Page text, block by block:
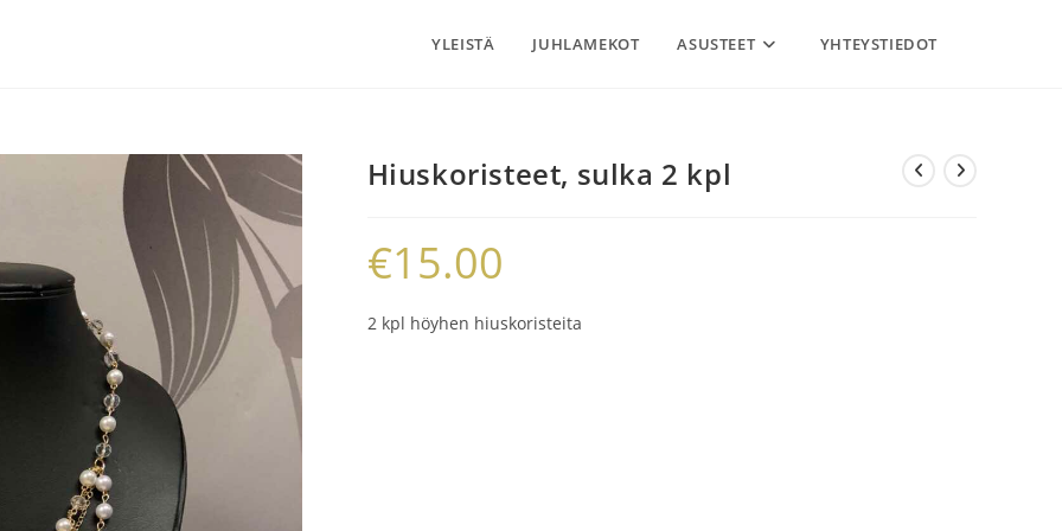
YLEISTÄ JUHLAMEKOT ASUSTEET YHTEYSTIEDOT
Hiuskoristeet, sulka 2 kpl
€15.00
2 kpl höyhen hiuskoristeita